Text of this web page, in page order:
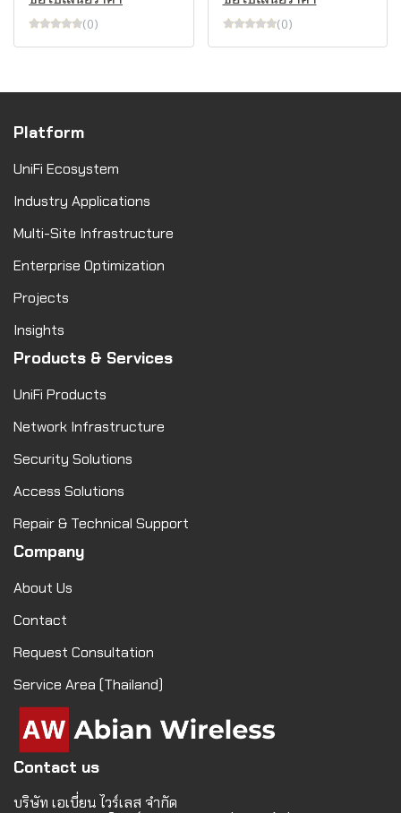
(0) (0)
Platform
UniFi Ecosystem
Industry Applications
Multi-Site Infrastructure
Enterprise Optimization
Projects
Insights
Products & Services
UniFi Products
Network Infrastructure
Security Solutions
Access Solutions
Repair & Technical Support
Company
About Us
Contact
Request Consultation
Service Area (Thailand)
Contact us
บริษัท เอเบี่ยน ไวร์เลส จำกัด